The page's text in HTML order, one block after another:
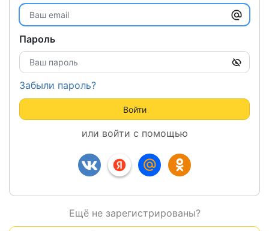
Пароль
Забыли пароль?
Войти
или войти с помощью
Ещё не зарегистрированы?